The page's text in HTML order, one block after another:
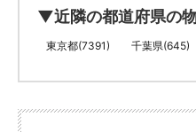
▼近隣の都道府県の
東京都(7391) 千葉県(645)